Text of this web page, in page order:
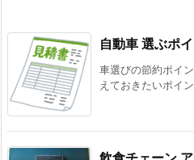
自動車 選ぶポ
車選びの節約ポイ
えておきたいポイ